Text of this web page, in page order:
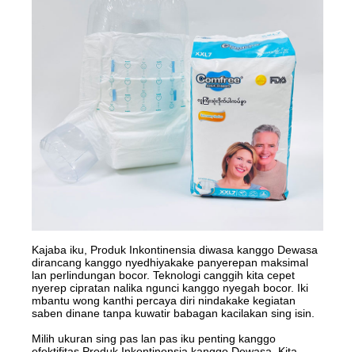
Kajaba iku, Produk Inkontinensia diwasa kanggo Dewasa
dirancang kanggo nyedhiyakake panyerepan maksimal
lan perlindungan bocor. Teknologi canggih kita cepet
nyerep cipratan nalika ngunci kanggo nyegah bocor. Iki
mbantu wong kanthi percaya diri nindakake kegiatan
saben dinane tanpa kuwatir babagan kacilakan sing isin.
Milih ukuran sing pas lan pas iku penting kanggo